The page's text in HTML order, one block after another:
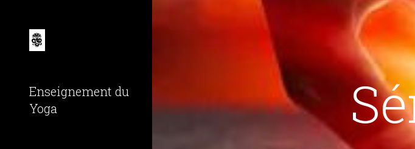
Skip to main content
Enseignement du
Yoga